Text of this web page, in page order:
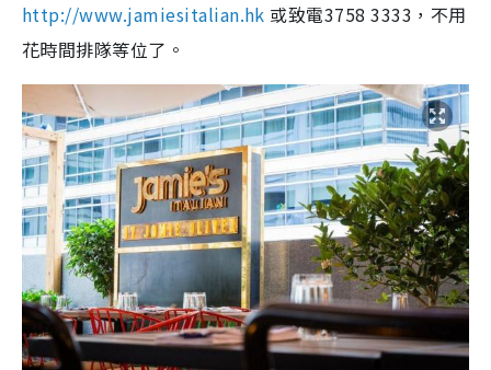
http://www.jamiesitalian.hk 或致電3758 3333，不用
花時間排隊等位了。